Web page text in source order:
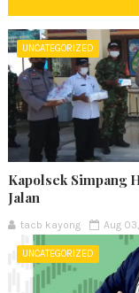
UNCATEGORIZED
Kapolsek Simpang
Jalan
tacb kayong Aug
UNCATEGORIZED